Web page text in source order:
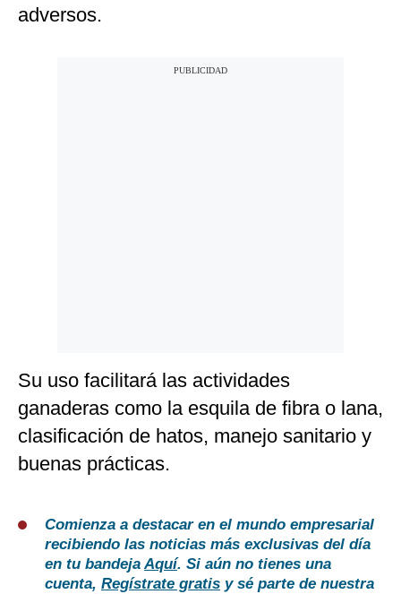
adversos.
Su uso facilitará las actividades
ganaderas como la esquila de fibra o lana,
clasificación de hatos, manejo sanitario y
buenas prácticas.
Comienza a destacar en el mundo empresarial
recibiendo las noticias más exclusivas del día
en tu bandejaAquí. Si aún no tienes una
cuenta, Regístrate gratis y sé parte de nuestra